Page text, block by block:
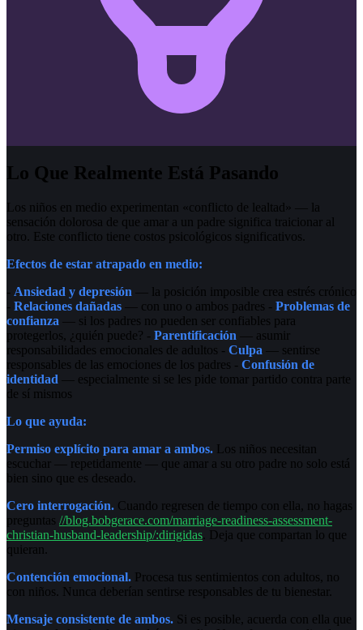
Lo Que Realmente Está Pasando
Los niños en medio experimentan «conflicto de lealtad» — la
sensación dolorosa de que amar a un padre significa traicionar al
otro. Este conflicto tiene costos psicológicos significativos.
Efectos de estar atrapado en medio:
- Ansiedad y depresión — la posición imposible crea estrés crónico
- Relaciones dañadas — con uno o ambos padres - Problemas de
confianza — si los padres no pueden ser confiables para
protegerlos, ¿quién puede? - Parentificación — asumir
responsabilidades emocionales de adultos - Culpa — sentirse
responsables de las emociones de los padres - Confusión de
identidad — especialmente si se les pide tomar partido contra parte
de sí mismos
Lo que ayuda:
Permiso explícito para amar a ambos. Los niños necesitan
escuchar — repetidamente — que amar a su otro padre no solo está
bien sino que es deseado.
Cero interrogación. Cuando regresen de tiempo con ella, no hagas
preguntas //blog.bobgerace.com/marriage-readiness-assessment-
christian-husband-leadership/:dirigidas . Deja que compartan lo que
quieran.
Contención emocional. Procesa tus sentimientos con adultos, no
con niños. Nunca deberían sentirse responsables de tu bienestar.
Mensaje consistente de ambos. Si es posible, acuerda con ella que